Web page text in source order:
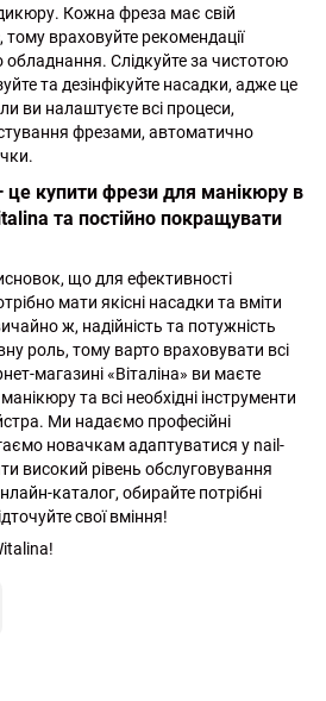
Кожна фреза має свій
тому враховуйте рекомендації
Слідкуйте за чистотою
та дезінфікуйте насадки, адже це
ви налаштуєте всі процеси,
фрезами, автоматично
купити фрези для манікюру в
та постійно покращувати
що для ефективності
мати якісні насадки та вміти
ж, надійність та потужність
роль, тому варто враховувати всі
магазині «Віталіна» ви маєте
та всі необхідні інструменти
Ми надаємо професійні
новачкам адаптуватися у nail-
високий рівень обслуговування
каталог, обирайте потрібні
свої вміння!